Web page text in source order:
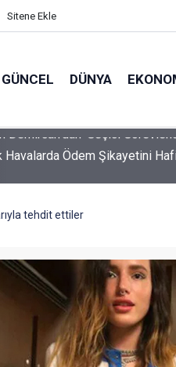
Sitene Ekle
GÜNCEL DÜNYA
Havalarda Ödem Şikayetini
tehdit ettiler